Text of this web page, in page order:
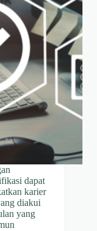
dapat
karier
diakui
yang